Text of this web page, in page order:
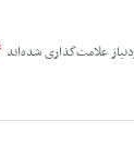
علامت‌گذاری شده‌اند